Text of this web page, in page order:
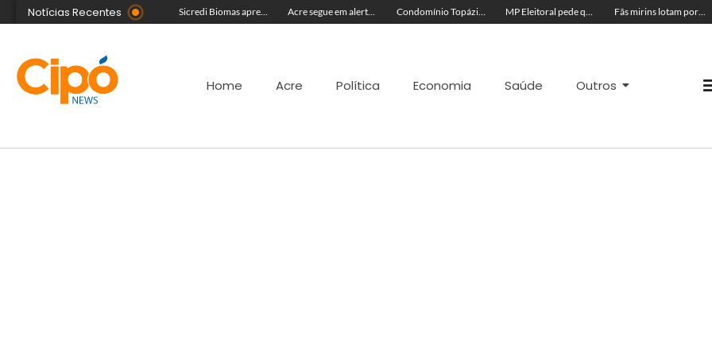
Notícias Recentes
Com equipe reforçada no Agosto Lilás, Delegacia da Mulher intensifica prisões e reduz acervo de inquéritos no Juruá Sicredi Biomas apresenta na Expoacre crédito do Plano Safra voltado às mulheres Acre segue em alerta para casos de síndrome respiratória aguda grave, aponta Fiocruz Condomínio Topázio é condenado a pagar R$ 4 mil a família de criança ferida em quadra esportiva MP Eleitoral pede que TRE-AC negue candidatura de Antônia Lúcia com base em condenações por peculato e improbidade Fãs mirins lotam porta de hotel à espera de Ana Castela para show na Expoacre
Home Acre Política Economia Saúde Outros